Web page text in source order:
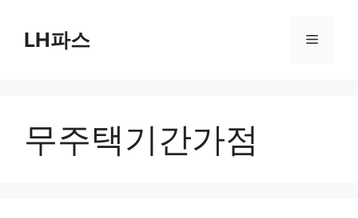
LH파스 메
무주택기간가점